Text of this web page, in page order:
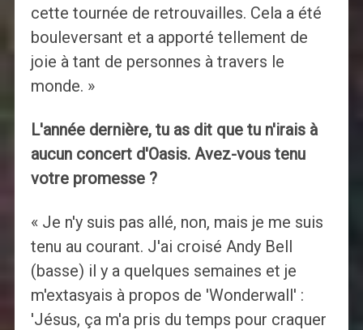
cette tournée de retrouvailles. Cela a été
bouleversant et a apporté tellement de
joie à tant de personnes à travers le
monde. »
L'année dernière, tu as dit que tu n'irais à
aucun concert d'Oasis. Avez-vous tenu
votre promesse ?
« Je n'y suis pas allé, non, mais je me suis
tenu au courant. J'ai croisé Andy Bell
(basse) il y a quelques semaines et je
m'extasyais à propos de 'Wonderwall' :
'Jésus, ça m'a pris du temps pour craquer